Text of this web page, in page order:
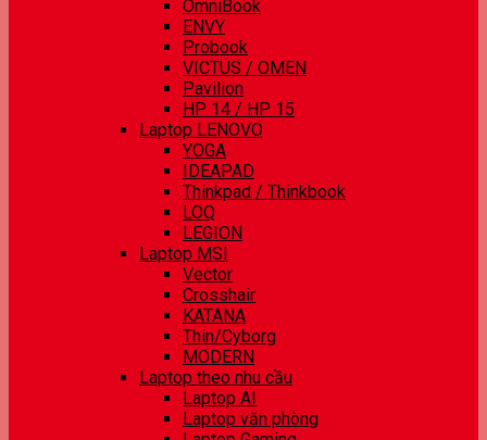
OmniBook
ENVY
Probook
VICTUS / OMEN
Pavilion
HP 14 / HP 15
Laptop LENOVO
YOGA
IDEAPAD
Thinkpad / Thinkbook
LOQ
LEGION
Laptop MSI
Vector
Crosshair
KATANA
Thin/Cyborg
MODERN
Laptop theo nhu cầu
Laptop AI
Laptop văn phòng